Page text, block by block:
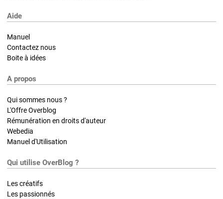
Aide
Manuel
Contactez nous
Boite à idées
A propos
Qui sommes nous ?
L'Offre Overblog
Rémunération en droits d'auteur
Webedia
Manuel d'Utilisation
Qui utilise OverBlog ?
Les créatifs
Les passionnés